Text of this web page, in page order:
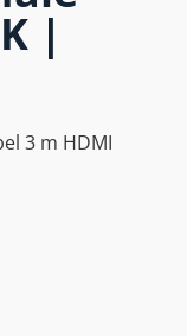
|
3 m HDMI